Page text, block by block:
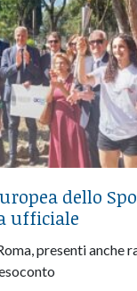
dello
ufficiale
presenti anche